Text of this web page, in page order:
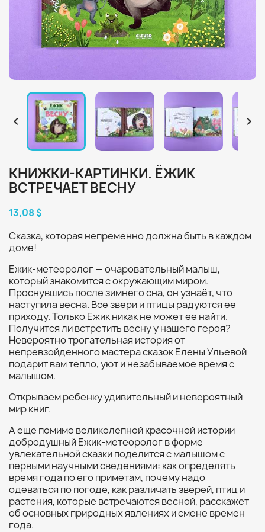
 
КНИЖКИ-КАРТИНКИ. ЁЖИК
ВСТРЕЧАЕТ ВЕСНУ
13,08 $
Сказка, которая непременно должна быть в каждом
доме!
Ежик-метеоролог — очаровательный малыш,
который знакомится с окружающим миром.
Проснувшись после зимнего сна, он узнаёт, что
наступила весна. Все звери и птицы радуются ее
приходу. Только Ежик никак не может ее найти.
Получится ли встретить весну у нашего героя?
Невероятно трогательная история от
непревзойденного мастера сказок Елены Ульевой
подарит вам тепло, уют и незабываемое время с
малышом.
Открываем ребенку удивительный и невероятный
мир книг.
А еще помимо великолепной красочной истории
добродушный Ежик-метеоролог в форме
увлекательной сказки поделится с малышом с
первыми научными сведениями: как определять
время года по его приметам, почему надо
одеваться по погоде, как различать зверей, птиц и
растения, которые встречаются весной, расскажет
об основных природных явлениях и смене времен
года.